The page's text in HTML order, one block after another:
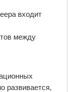
входит
между
развивается,